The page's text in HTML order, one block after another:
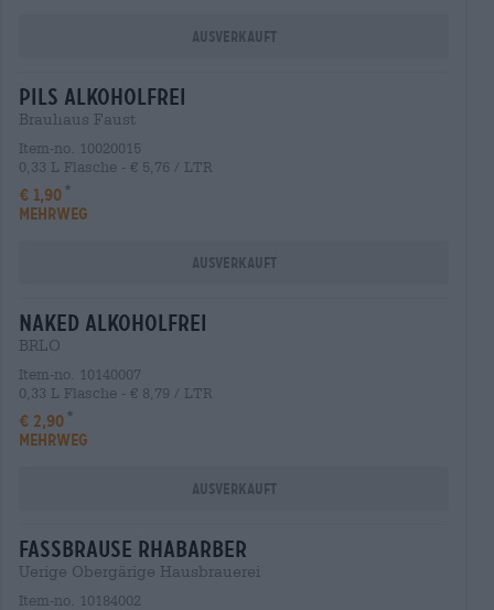
Ausverkauft
Pils alkoholfrei
Brauhaus Faust
Item-no. 10020015
0,33 L Flasche - € 5,76 / LTR
€ 1,90
MEHRWEG
Ausverkauft
naked alkoholfrei
BRLO
Item-no. 10140007
0,33 L Flasche - € 8,79 / LTR
€ 2,90
MEHRWEG
Ausverkauft
fassbrause rhabarber
Uerige Obergärige Hausbrauerei
Item-no. 10184002